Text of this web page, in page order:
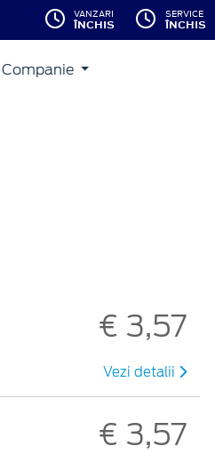
VANZARI
ÎNCHIS
SERVICE
ÎNCHIS
Companie
€ 3,57
Vezi detalii
€ 3,57